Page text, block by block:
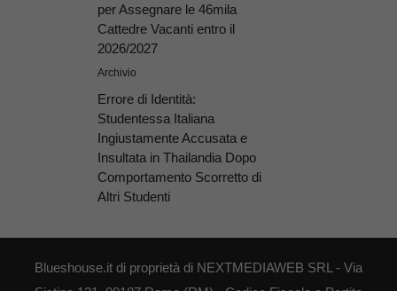
per Assegnare le 46mila
Cattedre Vacanti entro il
2026/2027
Archivio
Errore di Identità:
Studentessa Italiana
Ingiustamente Accusata e
Insultata in Thailandia Dopo
Comportamento Scorretto di
Altri Studenti
Blueshouse.it di proprietà di NEXTMEDIAWEB SRL - Via